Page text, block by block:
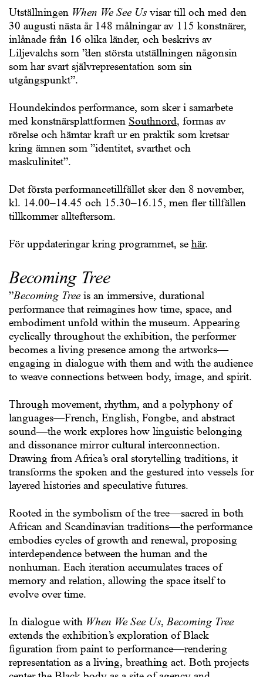
Utställningen When We See Us visar till och med den
30 augusti nästa år 148 målningar av 115 konstnärer,
inlånade från 16 olika länder, och beskrivs av
Liljevalchs som ”den största utställningen någonsin
som har svart självrepresentation som sin
utgångspunkt”.
Houndekindos performance, som sker i samarbete
med konstnärsplattformen Southnord, formas av
rörelse och hämtar kraft ur en praktik som kretsar
kring ämnen som ”identitet, svarthet och
maskulinitet”.
Det första performancetillfället sker den 8 november,
kl. 14.00–14.45 och 15.30–16.15, men fler tillfällen
tillkommer allteftersom.
För uppdateringar kring programmet, se här.
Becoming Tree
”Becoming Tree is an immersive, durational
performance that reimagines how time, space, and
embodiment unfold within the museum. Appearing
cyclically throughout the exhibition, the performer
becomes a living presence among the artworks—
engaging in dialogue with them and with the audience
to weave connections between body, image, and spirit.
Through movement, rhythm, and a polyphony of
languages—French, English, Fongbe, and abstract
sound—the work explores how linguistic belonging
and dissonance mirror cultural interconnection.
Drawing from Africa’s oral storytelling traditions, it
transforms the spoken and the gestured into vessels for
layered histories and speculative futures.
Rooted in the symbolism of the tree—sacred in both
African and Scandinavian traditions—the performance
embodies cycles of growth and renewal, proposing
interdependence between the human and the
nonhuman. Each iteration accumulates traces of
memory and relation, allowing the space itself to
evolve over time.
In dialogue with When We See Us,Becoming Tree
extends the exhibition’s exploration of Black
figuration from paint to performance—rendering
representation as a living, breathing act. Both projects